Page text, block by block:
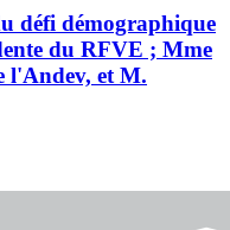
défi démographique
du RFVE ; Mme
l'Andev, et M.